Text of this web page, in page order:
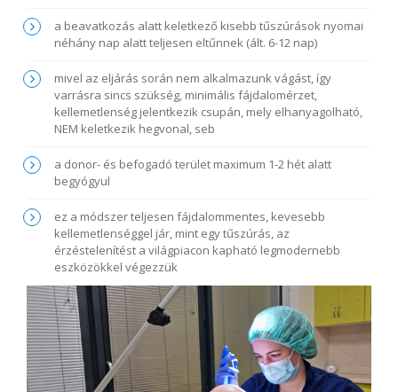
a beavatkozás alatt keletkező kisebb tűszúrások nyomai
néhány nap alatt teljesen eltűnnek (ált. 6-12 nap)
mivel az eljárás során nem alkalmazunk vágást, így
varrásra sincs szükség, minimális fájdalomérzet,
kellemetlenség jelentkezik csupán, mely elhanyagolható,
NEM keletkezik hegvonal, seb
a donor- és befogadó terület maximum 1-2 hét alatt
begyógyul
ez a módszer teljesen fájdalommentes, kevesebb
kellemetlenséggel jár, mint egy tűszúrás, az
érzéstelenítést a világpiacon kapható legmodernebb
eszközökkel végezzük